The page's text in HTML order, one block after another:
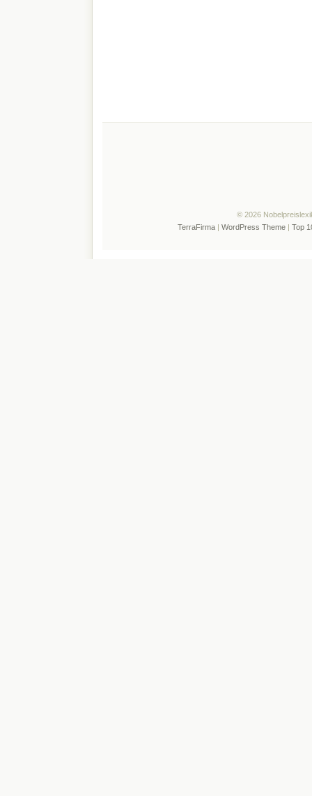
© 2026
TerraFirma| WordPress Theme| Top